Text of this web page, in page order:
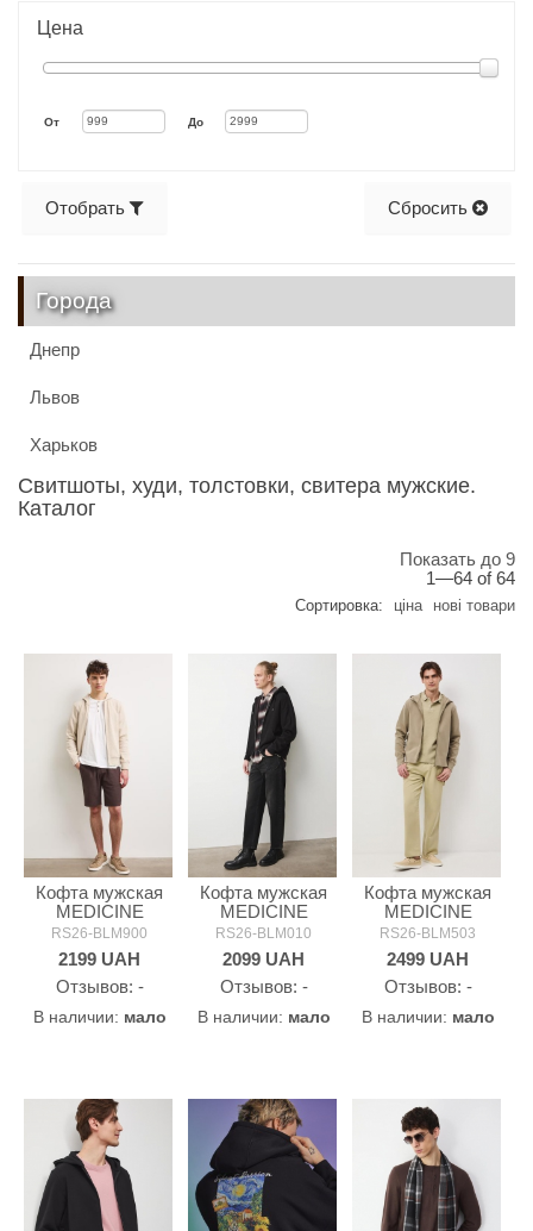
Цена
От До
Отобрать Сбросить
Города
Днепр
Львов
Харьков
Свитшоты, худи, толстовки, свитера мужские.
Каталог
Показать до 9
1—64 of 64
Сортировка: ціна нові товари
Кофта мужская
MEDICINE
RS26-BLM900
2199 UAH
Oтзывов: -
В наличии: мало
Кофта мужская
MEDICINE
RS26-BLM010
2099 UAH
Oтзывов: -
В наличии: мало
Кофта мужская
MEDICINE
RS26-BLM503
2499 UAH
Oтзывов: -
В наличии: мало